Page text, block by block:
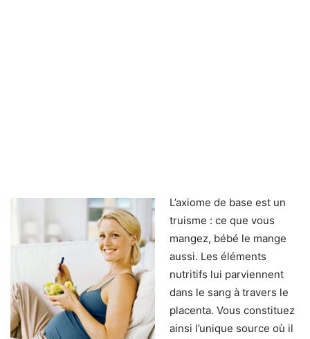
L’axiome de base est un
truisme : ce que vous
mangez, bébé le mange
aussi. Les éléments
nutritifs lui parviennent
dans le sang à travers le
placenta. Vous constituez
ainsi l’unique source où il